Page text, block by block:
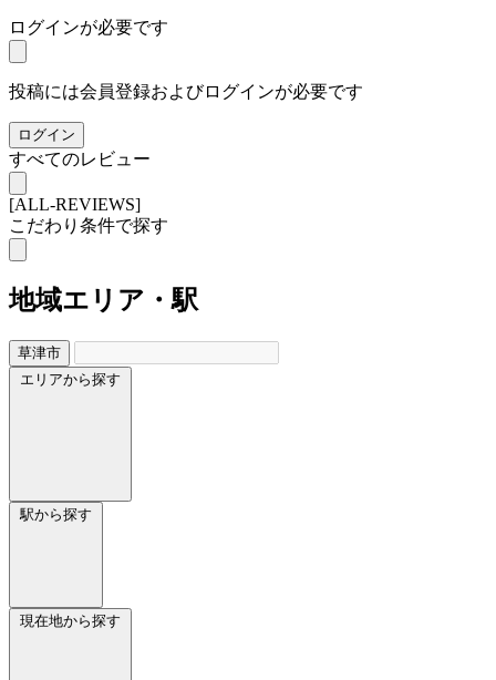
ログインが必要です
投稿には会員登録およびログインが必要です
ログイン
すべてのレビュー
[ALL-REVIEWS]
こだわり条件で探す
地域エリア・駅
草津市
エリアから探す
駅から探す
現在地から探す